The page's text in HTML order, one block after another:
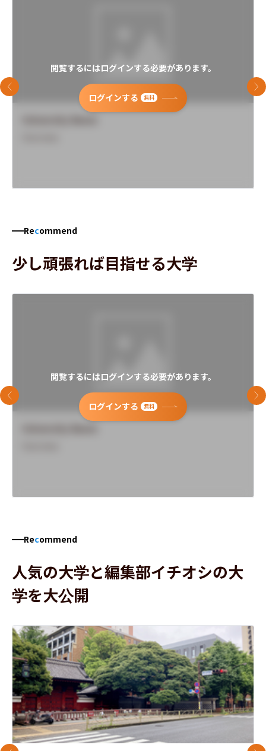
閲覧するにはログインする必要があります。
ログインする 無料
前のスライド 次
Recommend
少し頑張れば目指せる大学
閲覧するにはログインする必要があります。
ログインする 無料
前のスライド 次
Recommend
人気の大学と編集部イチオシの大
学を大公開